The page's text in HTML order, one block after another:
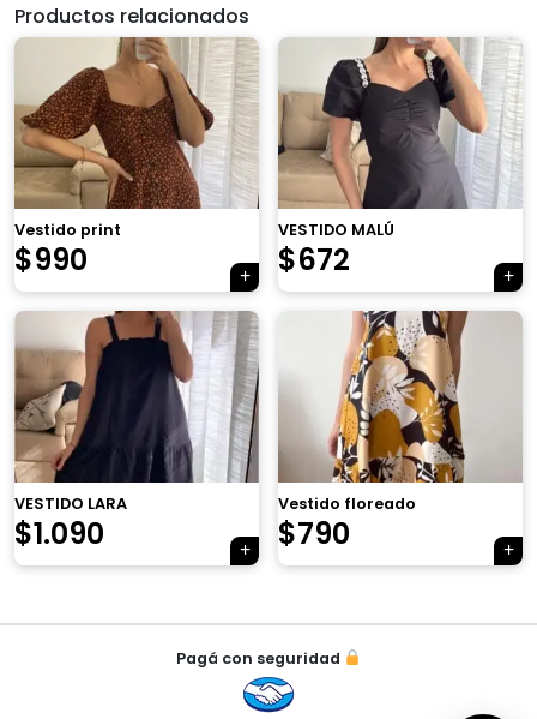
Productos relacionados
Vestido print
$990
VESTIDO MALÚ
El
precio
original
era:
$790.
$672
precio
actual
es:
$672.
VESTIDO LARA
$1.090
Vestido floreado
El
precio
original
era:
$1.090.
$790
precio
actual
es:
NavegaciónPagá con seguridad
Tu carrito está vacío.
Agregá un producto y aparecerá acá
automáticamente.